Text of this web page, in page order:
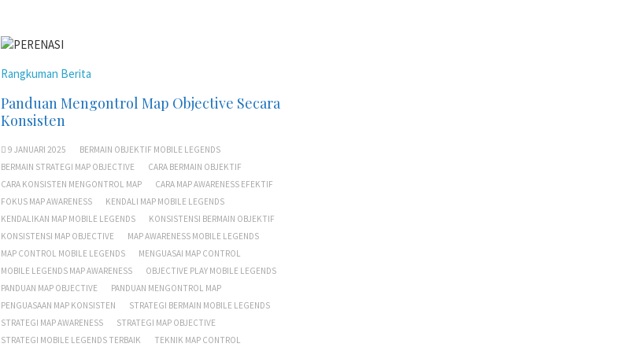
Rangkuman Berita
Panduan Mengontrol Map Objective Secara
Konsisten
9 JANUARI 2025
BERMAIN OBJEKTIF MOBILE LEGENDS
BERMAIN STRATEGI MAP OBJECTIVE
CARA BERMAIN OBJEKTIF
CARA KONSISTEN MENGONTROL MAP
CARA MAP AWARENESS EFEKTIF
FOKUS MAP AWARENESS
KENDALI MAP MOBILE LEGENDS
KENDALIKAN MAP MOBILE LEGENDS
KONSISTENSI BERMAIN OBJEKTIF
KONSISTENSI MAP OBJECTIVE
MAP AWARENESS MOBILE LEGENDS
MAP CONTROL MOBILE LEGENDS
MENGUASAI MAP CONTROL
MOBILE LEGENDS MAP AWARENESS
OBJECTIVE PLAY MOBILE LEGENDS
PANDUAN MAP OBJECTIVE
PANDUAN MENGONTROL MAP
PENGUASAAN MAP KONSISTEN
STRATEGI BERMAIN MOBILE LEGENDS
STRATEGI MAP AWARENESS
STRATEGI MAP OBJECTIVE
STRATEGI MOBILE LEGENDS TERBAIK
TEKNIK MAP CONTROL